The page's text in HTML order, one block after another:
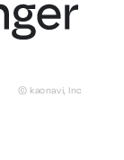
© kaonavi, Inc